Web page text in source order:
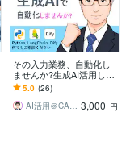
その入力業務、自動化し
ませんか?生成AI活用しま
す AIエージェントで、
日々の入力業務を自動
化・効率化
5.0 (26)
AI活用＠CAMBRITEC 3,000 円